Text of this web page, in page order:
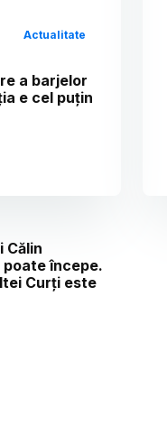
Actualitate
a barjelor
e cel puțin
Călin
poate începe.
Curți este